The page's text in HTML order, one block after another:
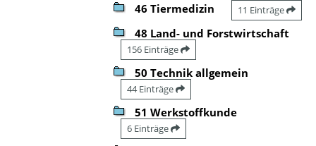
46 Tiermedizin 11 Einträge
48 Land- und Forstwirtschaft
156 Einträge
50 Technik allgemein
44 Einträge
51 Werkstoffkunde
6 Einträge